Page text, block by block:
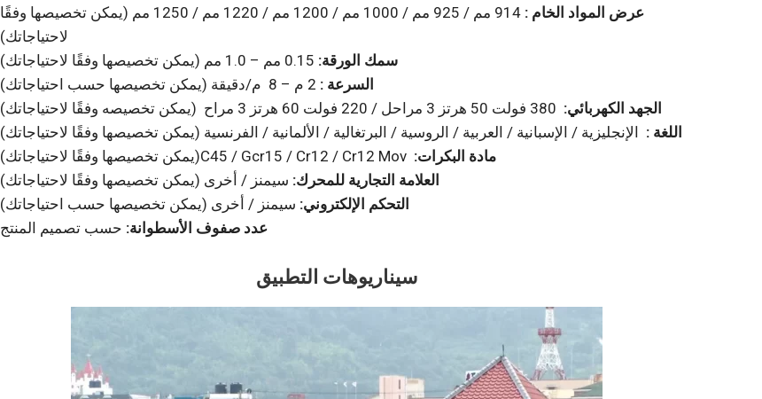
عرض المواد الخام :
914 مم / 925 مم / 1000 مم / 1200 مم / 1220 مم / 1250 مم (يمكن تخصيصها وفقًا
لاحتياجاتك)
سمك الورقة:
السرعة :
الجهد الكهربائي:
اللغة : الإنجليزية / الإسبانية / العربية / الروسية / البرتغالية / الألمانية / الفرنسية (يمكن تخصيصها وفقًا لاحتياجاتك)
(يمكن تخصيصها وفقًا لاحتياجاتك)C45 / Gcr15 / Cr12 / Cr12 Mov
:مادة البكرات
العلامة التجارية للمحرك: سيمنز / أخرى (يمكن تخصيصها وفقًا لاحتياجاتك)
التحكم الإلكتروني: سيمنز / أخرى (يمكن تخصيصها حسب احتياجاتك)
عدد صفوف الأسطوانة: حسب تصميم المنتج
سيناريوهات التطبيق